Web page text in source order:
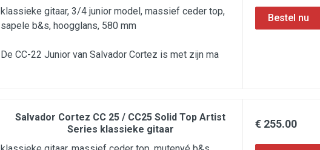
klassieke gitaar, 3/4 junior model, massief ceder top,
sapele b&s, hoogglans, 580 mm
De CC-22 Junior van Salvador Cortez is met zijn ma
Salvador Cortez CC 25 / CC25 Solid Top Artist
Series klassieke gitaar
€ 255.00